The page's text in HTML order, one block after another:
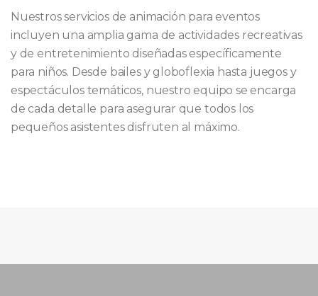
Nuestros servicios de animación para eventos
incluyen una amplia gama de actividades recreativas
y de entretenimiento diseñadas específicamente
para niños. Desde bailes y globoflexia hasta juegos y
espectáculos temáticos, nuestro equipo se encarga
de cada detalle para asegurar que todos los
pequeños asistentes disfruten al máximo.